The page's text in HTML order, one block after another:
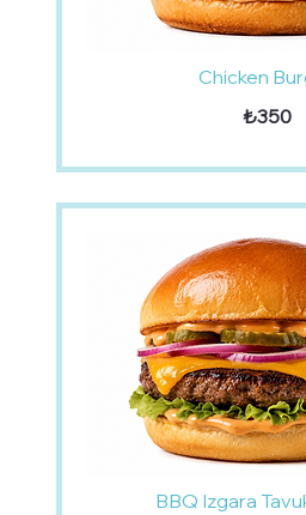
Chicken
₺350
BBQ Izgara